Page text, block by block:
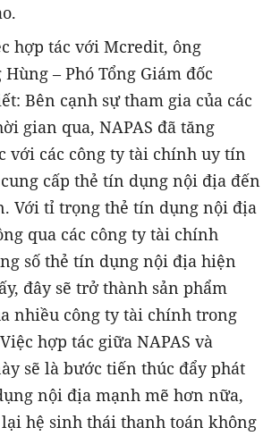
hợp tác với Mcredit, ông
– Phó Tổng Giám đốc
Bên cạnh sự tham gia của các
gian qua, NAPAS đã tăng
với các công ty tài chính uy tín
cấp thẻ tín dụng nội địa đến
Với tỉ trọng thẻ tín dụng nội địa
qua các công ty tài chính
số thẻ tín dụng nội địa hiện
đây sẽ trở thành sản phẩm
nhiều công ty tài chính trong
hợp tác giữa NAPAS và
sẽ là bước tiến thúc đẩy phát
nội địa mạnh mẽ hơn nữa,
hệ sinh thái thanh toán không